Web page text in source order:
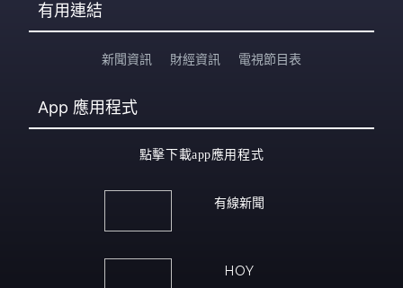
有用連結
新聞資訊 財經資訊 電視節目表
App 應用程式
點擊下載app應用程式
有線新聞
HOY